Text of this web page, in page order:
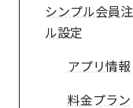
シンプル会員
ル設定
アプリ情報
料金プラン